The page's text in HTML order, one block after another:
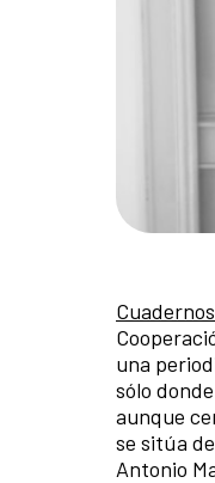
una
sólo
aunque
se sitúa
Antonio